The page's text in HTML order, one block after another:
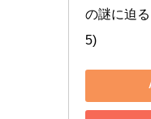
の謎に迫
5)